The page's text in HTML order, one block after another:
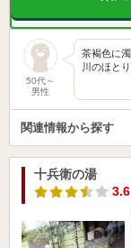
50代～
男性
茶褐色に
川のほと
関連情報から探す
十兵衛の湯